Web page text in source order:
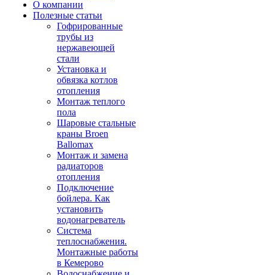
О компании
Полезные статьи
Гофрированные
трубы из
нержавеющей
стали
Установка и
обвязка котлов
отопления
Монтаж теплого
пола
Шаровые стальные
краны Broen
Ballomax
Монтаж и замена
радиаторов
отопления
Подключение
бойлера. Как
установить
водонагреватель
Система
теплоснабжения.
Монтажные работы
в Кемерово